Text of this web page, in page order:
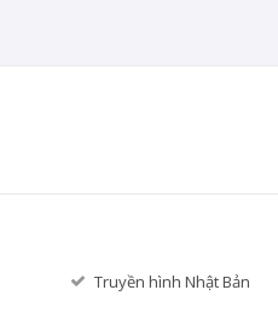
Truyền hình Nhật Bản